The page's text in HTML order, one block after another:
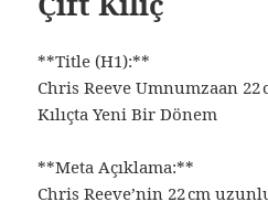
**Title (H1):**
Chris Reeve Umnumzaan
Kılıçta Yeni Bir Dönem
**Meta Açıklama:**
Chris Reeve’nin 22 cm